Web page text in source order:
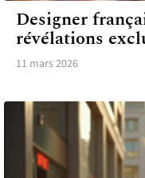
Designer
révélations
11 mars 2026